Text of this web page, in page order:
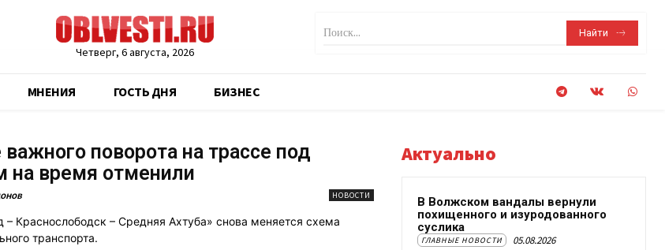
Четверг, 6 августа, 2026
Поиск... Найти
МНЕНИЯ ГОСТЬ ДНЯ БИЗНЕС
поворота на трассе под
на время отменили
НОВОСТИ
– Краснослободск – Средняя Ахтуба» снова меняется схема
транспорта.
Актуально
В Волжском вандалы вернули
похищенного и изуродованного
суслика
ГЛАВНЫЕ НОВОСТИ 05.08.2026